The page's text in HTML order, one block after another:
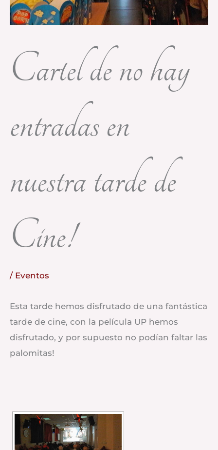
Cartel de no hay
entradas en
nuestra tarde de
Cine!
/ Eventos
Esta tarde hemos disfrutado de una fantástica
tarde de cine, con la película UP hemos
disfrutado, y por supuesto no podían faltar las
palomitas!